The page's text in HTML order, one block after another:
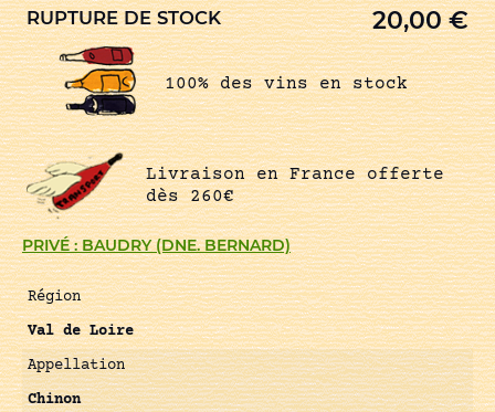
PRIVÉ : BAUDRY (DNE. BERNARD)
Région
Val de Loire
Appellation
Chinon
RUPTURE DE STOCK 20,00€
100% des vins en stock
Livraison en France offerte
dès 260€